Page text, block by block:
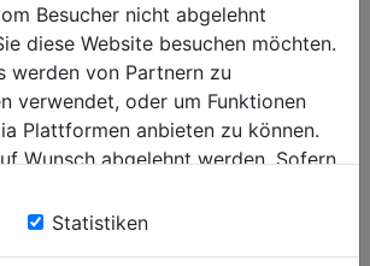
9120039907628
Besucher nicht abgelehnt
diese Website besuchen möchten.
werden von Partnern zu
verwendet, oder um Funktionen
Plattformen anbieten zu können.
Wunsch abgelehnt werden. Sofern
Cookies.
Statistiken